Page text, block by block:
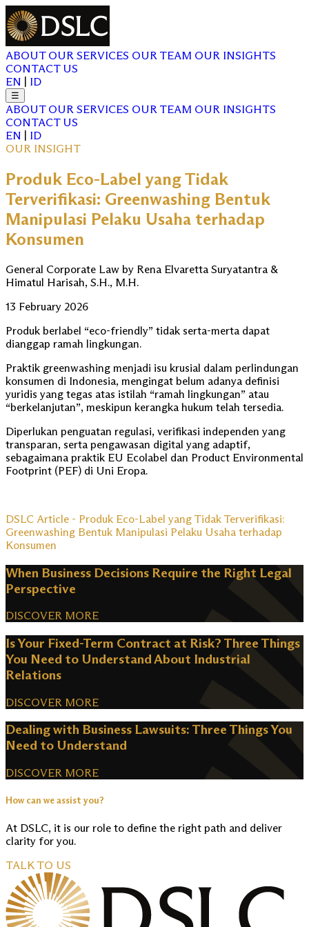
ABOUT OUR SERVICES OUR TEAM OUR INSIGHTS
CONTACT US
EN
ID
☰
ABOUT OUR SERVICES OUR TEAM OUR INSIGHTS
CONTACT US
EN
ID
OUR INSIGHT
Produk Eco-Label yang Tidak
Terverifikasi: Greenwashing Bentuk
Manipulasi Pelaku Usaha terhadap
Konsumen
General Corporate Law by Rena Elvaretta Suryatantra &
Himatul Harisah, S.H., M.H.
13 February 2026
Produk berlabel “eco-friendly” tidak serta-merta dapat
dianggap ramah lingkungan.
Praktik greenwashing menjadi isu krusial dalam perlindungan
konsumen di Indonesia, mengingat belum adanya definisi
yuridis yang tegas atas istilah “ramah lingkungan” atau
“berkelanjutan”, meskipun kerangka hukum telah tersedia.
Diperlukan penguatan regulasi, verifikasi independen yang
transparan, serta pengawasan digital yang adaptif,
sebagaimana praktik EU Ecolabel dan Product Environmental
Footprint (PEF) di Uni Eropa.
DSLC Article - Produk Eco-Label yang Tidak Terverifikasi:
Greenwashing Bentuk Manipulasi Pelaku Usaha terhadap
Konsumen
When Business Decisions Require the Right Legal
Perspective
DISCOVER MORE
Is Your Fixed-Term Contract at Risk? Three Things
You Need to Understand About Industrial
Relations
DISCOVER MORE
Dealing with Business Lawsuits: Three Things You
Need to Understand
DISCOVER MORE
How can we assist you?
At DSLC, it is our role to define the right path and deliver
clarity for you.
TALK TO US